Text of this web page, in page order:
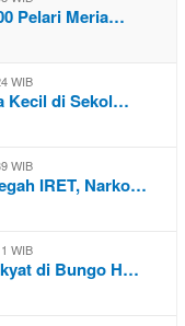
Pelari Meria…
WIB
Kecil di Sekol…
WIB
IRET, Narko…
WIB
di Bungo H…